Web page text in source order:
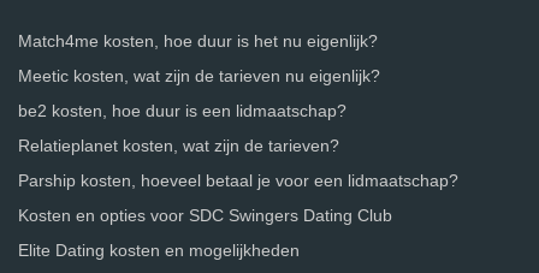
Match4me kosten, hoe duur is het nu eigenlijk?
Meetic kosten, wat zijn de tarieven nu eigenlijk?
be2 kosten, hoe duur is een lidmaatschap?
Relatieplanet kosten, wat zijn de tarieven?
Parship kosten, hoeveel betaal je voor een lidmaatschap?
Kosten en opties voor SDC Swingers Dating Club
Elite Dating kosten en mogelijkheden